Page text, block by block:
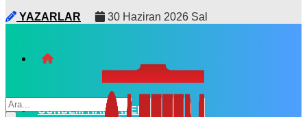
YAZARLAR
30 Haziran 2026 Sal
GÜNDEM HABERLERI